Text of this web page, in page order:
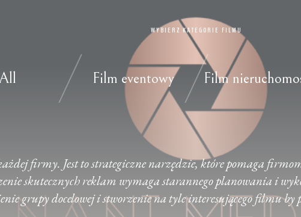
WYBIERZ KATEGORIE FILMU
Film eventowy Film
firmy. Jest to strategiczne narzędzie, które pomaga
skutecznych reklam wymaga starannego planowania i
grupy docelowej i stworzenie na tyle interesującego filmu by